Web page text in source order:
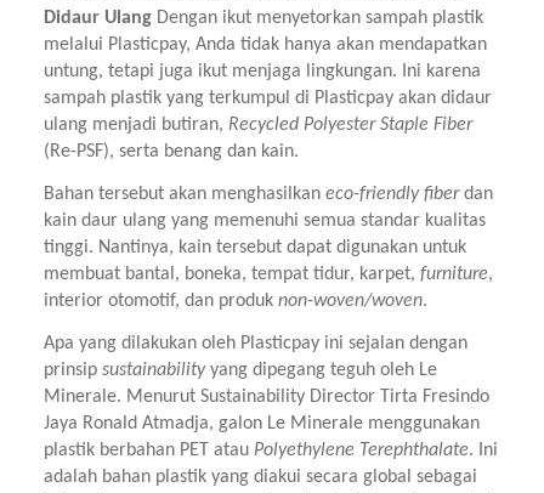
Didaur Ulang Dengan ikut menyetorkan sampah plastik
melalui Plasticpay, Anda tidak hanya akan mendapatkan
untung, tetapi juga ikut menjaga lingkungan. Ini karena
sampah plastik yang terkumpul di Plasticpay akan didaur
ulang menjadi butiran,
Recycled Polyester Staple Fiber
(Re-PSF), serta benang dan kain.
Bahan tersebut akan menghasilkan eco-friendly fiber dan
kain daur ulang yang memenuhi semua standar kualitas
tinggi. Nantinya, kain tersebut dapat digunakan untuk
membuat bantal, boneka, tempat tidur, karpet, furniture,
interior otomotif, dan produk non-woven/woven.
Apa yang dilakukan oleh Plasticpay ini sejalan dengan
prinsip sustainability yang dipegang teguh oleh Le
Minerale. Menurut Sustainability Director Tirta Fresindo
Jaya Ronald Atmadja, galon Le Minerale menggunakan
plastik berbahan PET atau Polyethylene Terephthalate. Ini
adalah bahan plastik yang diakui secara global sebagai